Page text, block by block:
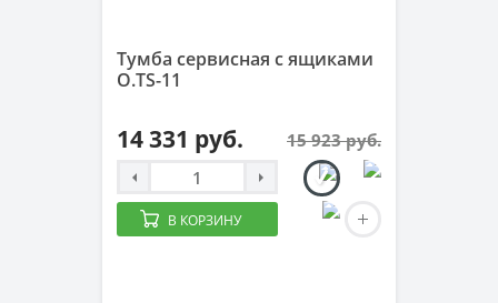
Тумба сервисная с ящиками
O.TS-11
14 331 руб. 15 923 руб.
В КОРЗИНУ